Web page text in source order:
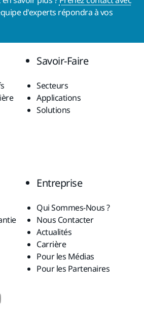
d'experts répondra à vos
Savoir-Faire
Secteurs
Applications
Solutions
Entreprise
Qui Sommes-Nous ?
Nous Contacter
Actualités
Carrière
Pour les Médias
Pour les Partenaires